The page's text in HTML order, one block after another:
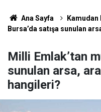
Ana Sayfa Kamudan
Bursa’da satışa sunulan
Milli Emlak’tan
sunulan arsa,
hangileri?